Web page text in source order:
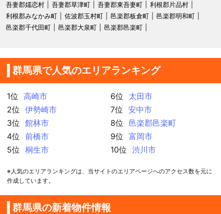
吾妻郡嬬恋村 吾妻郡草津町 吾妻郡東吾妻町
利根郡片品村
利根郡みなかみ町
佐波郡玉村町 邑楽郡板倉町
邑楽郡明和町
邑楽郡千代田町
邑楽郡大泉町 邑楽郡邑楽町
群馬県で人気のエリアランキング
1位
高崎市
2位
伊勢崎市
3位
館林市
4位
前橋市
5位
桐生市
6位
太田市
7位
安中市
8位
邑楽郡邑楽町
9位
富岡市
10位
渋川市
※人気のエリアランキングは、当サイトのエリアページへのアクセス数を元に
作成しています。
群馬県の新着物件情報